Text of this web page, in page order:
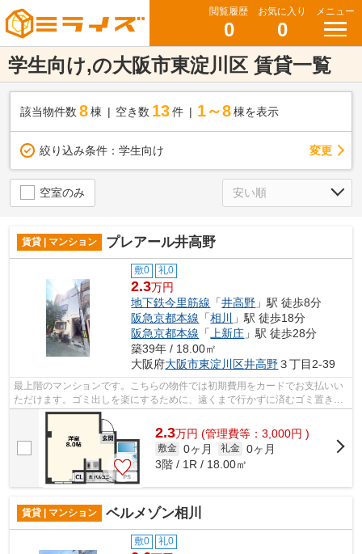
閲覧履歴
0
お気に入り
0
メニュー
学生向け,の大阪市東淀川区 賃貸一覧
該当物件数 8棟 空き数 13 件 1～8 棟を表示
絞り込み条件： 学生向け 変更
空室のみ
賃貸 | マンション プレアール井高野
敷0 礼0
2.3万円
地下鉄今里筋線 「井高野 」駅 徒歩8分
阪急京都本線 「相川
」駅 徒歩18分
阪急京都本線 「上新庄 」駅 徒歩28分
築39年 / 18.00㎡
大阪府大阪市東淀川区井高野３丁目2-39
最上階のマンションです。こちらの物件では初期費用をカードでお支払いい
ただけます。ゴミ出しを楽にするために、遠くまで行かずに済むゴミ置き場
を共用部に設置しています。揺れに強...
2.3万円 (管理費等：3,000円 )
敷金 0ヶ月 礼金 0ヶ月
3階 / 1R / 18.00㎡
賃貸 | マンション ベルメゾン相川
敷0 礼0